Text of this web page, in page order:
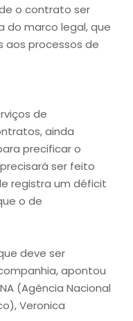
o contrato ser
do marco legal, que
aos processos de
de
ainda
precificar o
ser feito
registra um déficit
o de
deve ser
apontou
(Agência Nacional
Veronica